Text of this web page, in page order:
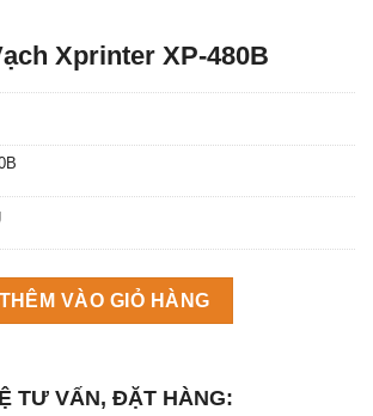
Xprinter XP-480B
NW458AS số lượng
THÊM VÀO GIỎ HÀNG
TƯ VẤN, ĐẶT HÀNG: